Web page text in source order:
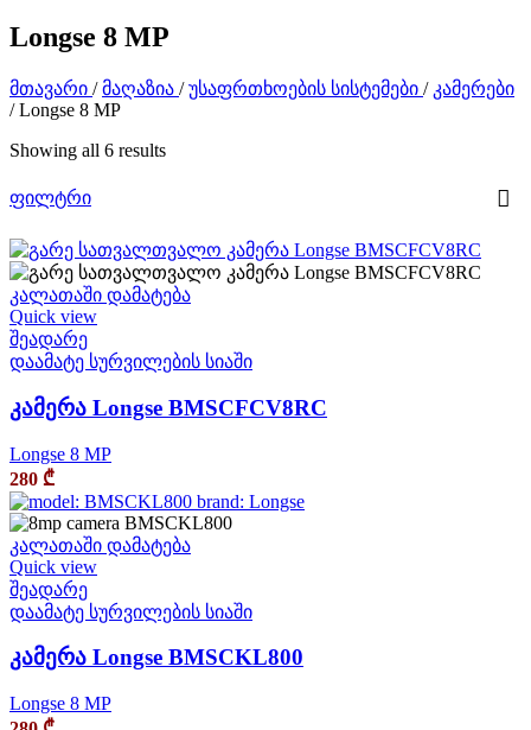
Longse 8 MP
მთავარი / მაღაზია / უსაფრთხოების სისტემები / კამერები
/ Longse 8 MP
Showing all 6 results
ფილტრი
კალათაში დამატება
Quick view
შეადარე
დაამატე სურვილების სიაში
კამერა Longse BMSCFCV8RC
Longse 8 MP
280 ₾
კალათაში დამატება
Quick view
შეადარე
დაამატე სურვილების სიაში
კამერა Longse BMSCKL800
Longse 8 MP